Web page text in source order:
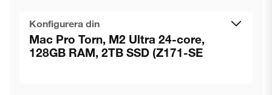
Konfigurera din
Mac Pro Torn, M2 Ultra 24-core,
128GB RAM, 2TB SSD (Z171-SE